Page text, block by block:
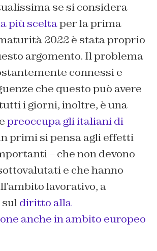
se si considera
più sceltaper la prima
2022 è stata proprio
argomento. Il problema
connessi e
che questo può avere
i giorni, inoltre, è una
preoccupa gli italiani di
primi si pensa agli effetti
– che non devono
e che hanno
lavorativo, a
suldiritto alla
anche in ambito europeo